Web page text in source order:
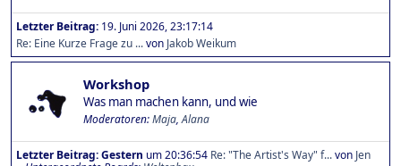
Letzter Beitrag: 19. Juni 2026, 23:17:14
Re: Eine Kurze Frage zu ...von Jakob Weikum
Workshop
Was man machen kann, und wie
Moderatoren:Maja,Alana
Letzter Beitrag:Gestern um 20:36:54 Re: "The Artist's Way" f...von Jen